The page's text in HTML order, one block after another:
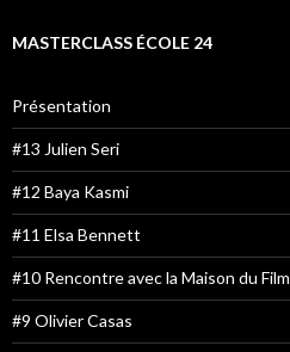
MASTERCLASS ÉCOLE 24
Présentation
#13 Julien Seri
#12 Baya Kasmi
#11 Elsa Bennett
#10 Rencontre avec la Maison du Film
#9 Olivier Casas